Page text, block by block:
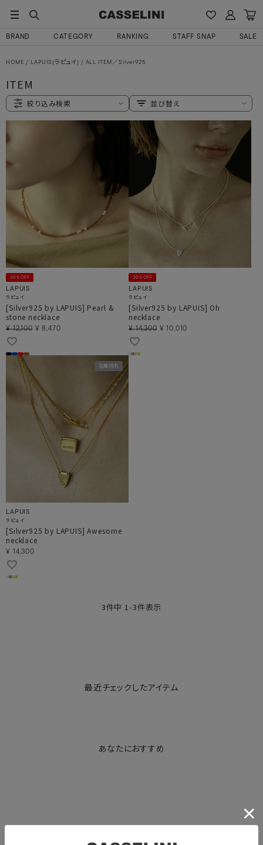
BRAND CATEGORY RANKING STAFF SNAP SALE
HOME LAPUIS(ラピュイ) ALL ITEM／Silver925
ITEM
絞り込み検索 並び替え
30%OFF
LAPUIS
ラピュイ
[Silver925 by LAPUIS] Pearl &
stone necklace
¥ 12,100 ¥ 8,470
30%OFF
LAPUIS
ラピュイ
[Silver925 by LAPUIS] Oh
necklace
¥ 14,300 ¥ 10,010
LAPUIS
ラピュイ
[Silver925 by LAPUIS] Awesome
necklace
¥ 14,300
在庫切れ
3件中 1 -3件表示
最近チェックしたアイテム
あなたにおすすめ